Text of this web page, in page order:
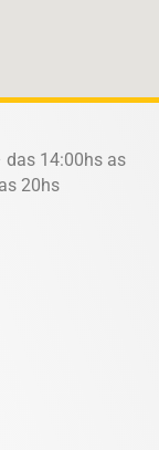
das 14:00hs as
20hs